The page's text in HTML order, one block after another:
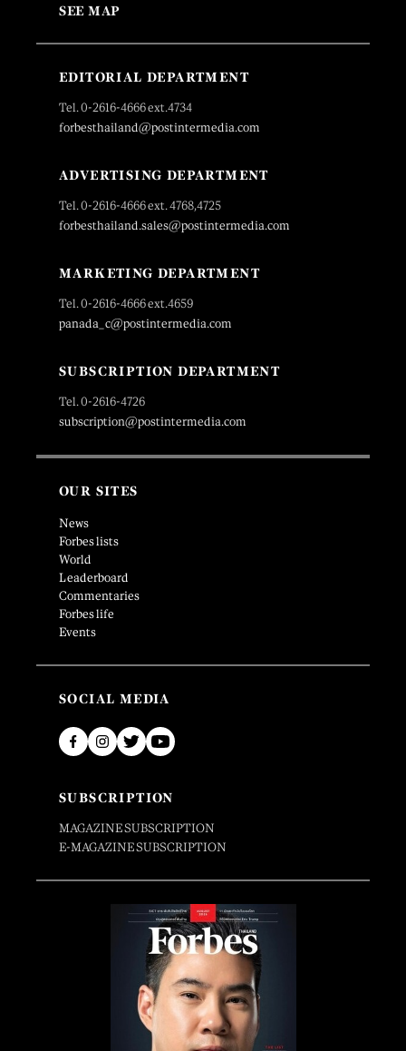
SEE MAP
EDITORIAL DEPARTMENT
Tel. 0-2616-4666 ext.4734
forbesthailand@postintermedia.com
ADVERTISING DEPARTMENT
Tel. 0-2616-4666 ext. 4768,4725
forbesthailand.sales@postintermedia.com
MARKETING DEPARTMENT
Tel. 0-2616-4666 ext.4659
panada_c@postintermedia.com
SUBSCRIPTION DEPARTMENT
Tel. 0-2616-4726
subscription@postintermedia.com
OUR SITES
News
Forbes lists
World
Leaderboard
Commentaries
Forbes life
Events
SOCIAL MEDIA
SUBSCRIPTION
MAGAZINE SUBSCRIPTION
E-MAGAZINE SUBSCRIPTION